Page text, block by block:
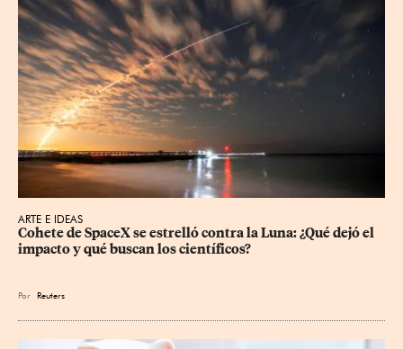
ARTE E IDEAS
Cohete de SpaceX se estrelló contra la Luna: ¿Qué dejó el
impacto y qué buscan los científicos?
Por Reuters